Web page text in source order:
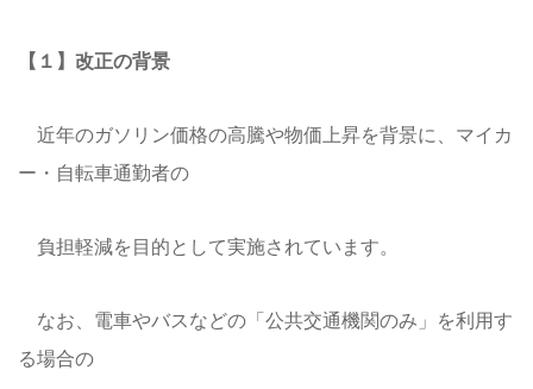
【１】改正の背景
近年のガソリン価格の高騰や物価上昇を背景に、マイカ
ー・自転車通勤者の
負担軽減を目的として実施されています。
なお、電車やバスなどの「公共交通機関のみ」を利用す
る場合の